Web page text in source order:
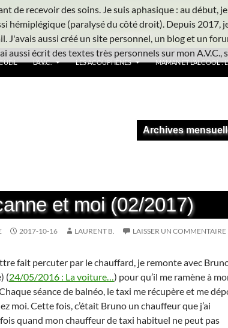
L’A.V.C. LES ACOUPHÈNES MAMAN ET L’ALCOOL :
Archives
et moi (02/2017)
2017-10-16 LAURENT B. LAISSER UN COMMENTAIRE
fait percuter par le chauffard, je remonte avec
(24/05/2016 : La voiture…) pour qu’il me ramène à
séance de balnéo, le taxi me récupère et me
moi. Cette fois, c’était Bruno un chauffeur que j’ai
quand mon chauffeur de taxi habituel ne peut pas
de recevoir des soins. Je suis aphasique : au début,
hémiplégique (paralysé du côté droit). Depuis 2017,
aussi créé un site personnel, un blog et un
écrit des textes très personnels sur mon A.V.C.,